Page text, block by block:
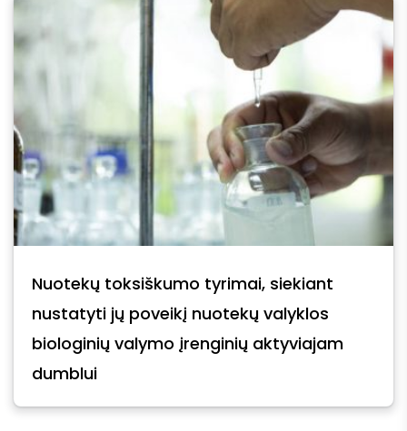
Nuotekų toksiškumo tyrimai, siekiant
nustatyti jų poveikį nuotekų valyklos
biologinių valymo įrenginių aktyviajam
dumblui